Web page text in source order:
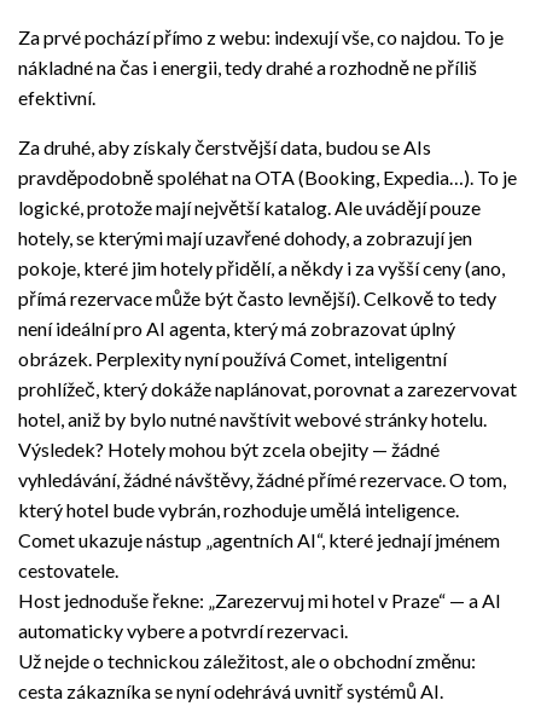
Za prvé pochází přímo z webu: indexují vše, co najdou. To je
nákladné na čas i energii, tedy drahé a rozhodně ne příliš
efektivní.
Za druhé, aby získaly čerstvější data, budou se AIs
pravděpodobně spoléhat na OTA (Booking, Expedia…). To je
logické, protože mají největší katalog. Ale uvádějí pouze
hotely, se kterými mají uzavřené dohody, a zobrazují jen
pokoje, které jim hotely přidělí, a někdy i za vyšší ceny (ano,
přímá rezervace může být často levnější). Celkově to tedy
není ideální pro AI agenta, který má zobrazovat úplný
obrázek. Perplexity nyní používá Comet, inteligentní
prohlížeč, který dokáže naplánovat, porovnat a zarezervovat
hotel, aniž by bylo nutné navštívit webové stránky hotelu.
Výsledek? Hotely mohou být zcela obejity — žádné
vyhledávání, žádné návštěvy, žádné přímé rezervace. O tom,
který hotel bude vybrán, rozhoduje umělá inteligence.
Comet ukazuje nástup „agentních AI“, které jednají jménem
cestovatele.
Host jednoduše řekne: „Zarezervuj mi hotel v Praze“ — a AI
automaticky vybere a potvrdí rezervaci.
Už nejde o technickou záležitost, ale o obchodní změnu:
cesta zákazníka se nyní odehrává uvnitř systémů AI.